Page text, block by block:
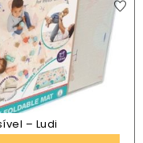
– Ludi